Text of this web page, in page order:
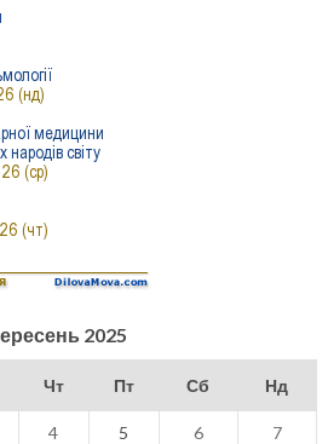
2025
Чт Пт Сб Нд
4 5 6 7